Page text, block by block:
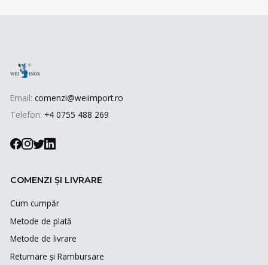
Email: comenzi@weiimport.ro
Telefon: +4 0755 488 269
COMENZI ȘI LIVRARE
Cum cumpăr
Metode de plată
Metode de livrare
Returnare și Rambursare